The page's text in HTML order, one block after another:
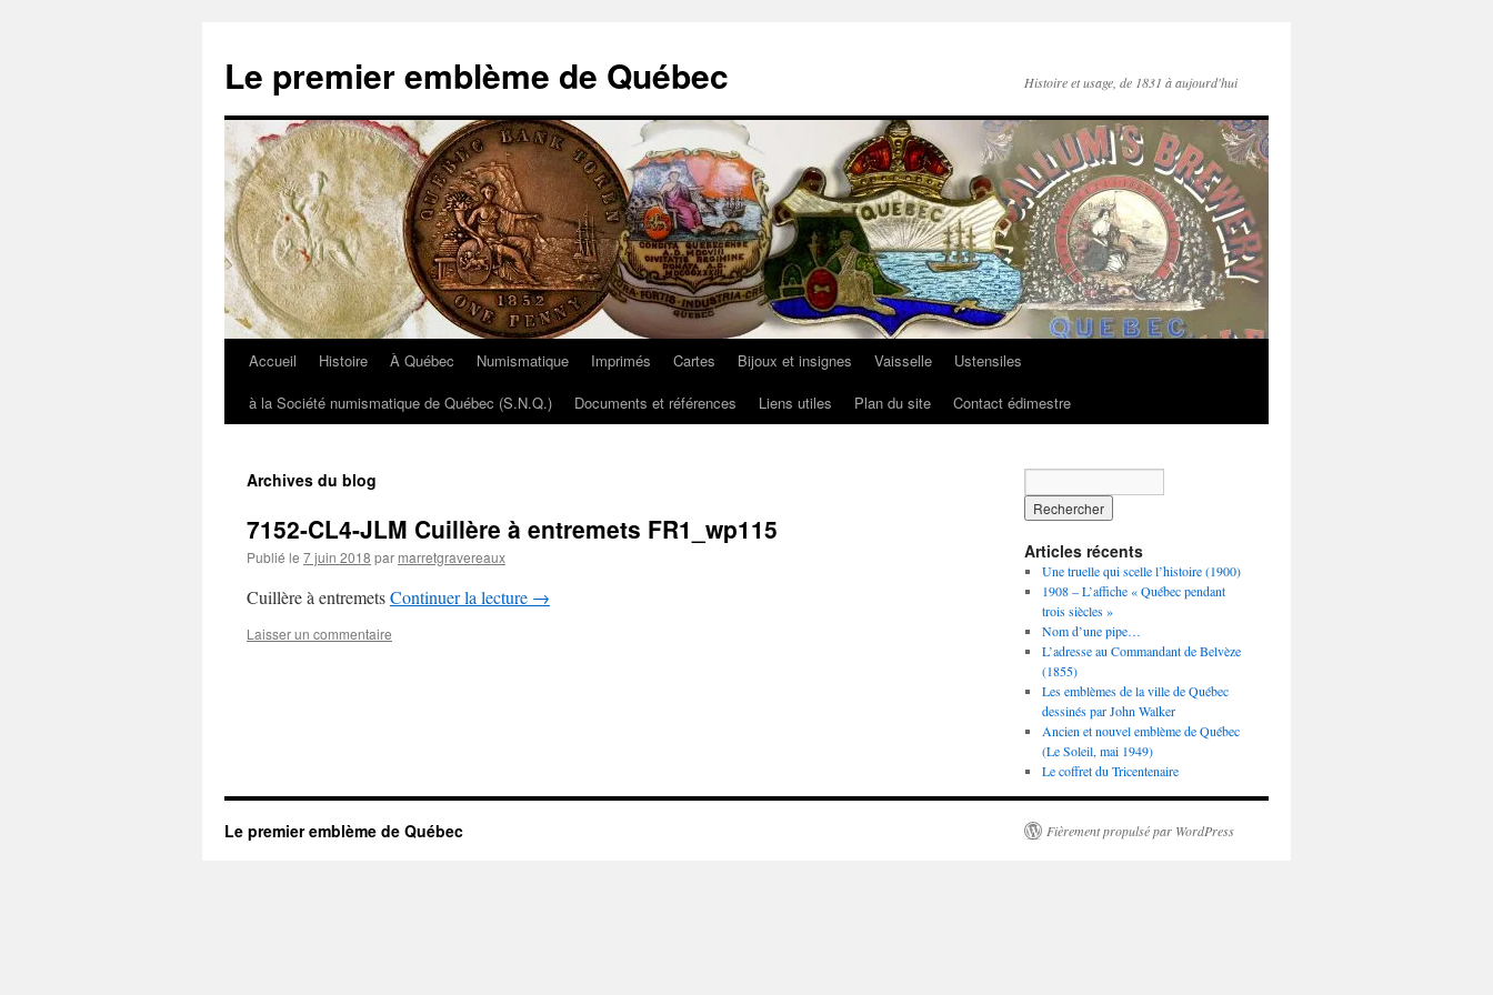
contenu
Le premier emblème de Québec Histoire et usage, de 1831 à aujourd'hui
Accueil Histoire À Québec Numismatique Imprimés Cartes Bijoux et insignes Vaisselle
Ustensiles
à la Société numismatique de Québec (S.N.Q.)
Documents et références Liens utiles Plan du site Contact édimestre
Archives du blog
7152-CL4-JLM Cuillère à entremets FR1_wp115
Publié le 7 juin 2018 par marretgravereaux
Cuillère à entremetsContinuer la lecture →
Laisser un commentaire
Articles récents
Une truelle qui scelle l’histoire (1900)
1908 – L’affiche « Québec pendant
trois siècles »
Nom d’une pipe…
L’adresse au Commandant de Belvèze
(1855)
Les emblèmes de la ville de Québec
dessinés par John Walker
Ancien et nouvel emblème de Québec
(Le Soleil, mai 1949)
Le coffret du Tricentenaire
Le premier emblème de Québec Fièrement propulsé par WordPress